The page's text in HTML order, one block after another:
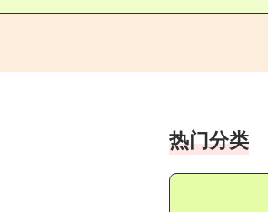
热门分类